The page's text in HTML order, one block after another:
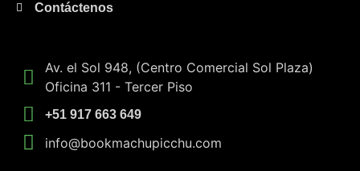
Contáctenos
Av. el Sol 948, (Centro Comercial Sol Plaza)
Oficina 311 - Tercer Piso
+51 917 663 649
info@bookmachupicchu.com